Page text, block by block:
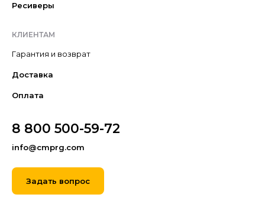
Ресиверы
КЛИЕНТАМ
Гарантия и возврат
Доставка
Оплата
8 800 500-59-72
info@cmprg.com
Задать вопрос